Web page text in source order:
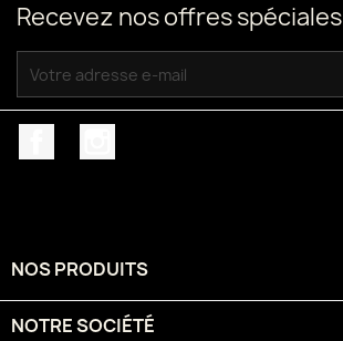
Recevez nos offres spéciales
NOS PRODUITS
NOTRE SOCIÉTÉ